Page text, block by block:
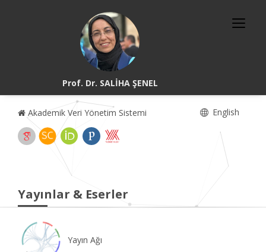
Prof. Dr. SALİHA ŞENEL
Akademik Veri Yönetim Sistemi English
Yayınlar & Eserler
Yayın Ağı